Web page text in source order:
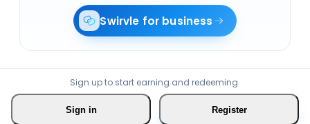
Swirvle for business
Sign up to start earning and redeeming.
Sign in Register